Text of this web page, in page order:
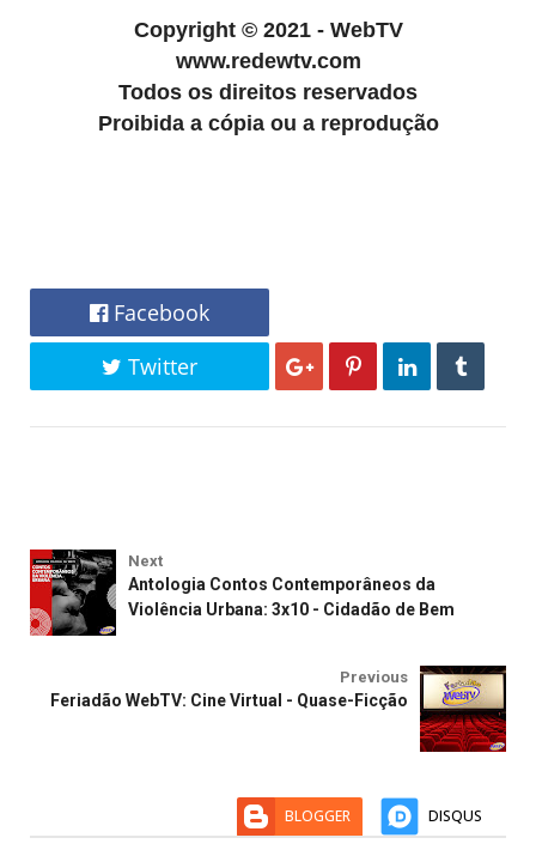
Copyright © 2021 - WebTV
www.redewtv.com
Todos os direitos reservados
Proibida a cópia ou a reprodução
Facebook
Twitter
Next
Antologia Contos Contemporâneos da
Violência Urbana: 3x10 - Cidadão de Bem
Previous
Feriadão WebTV: Cine Virtual - Quase-Ficção
BLOGGER DISQUS